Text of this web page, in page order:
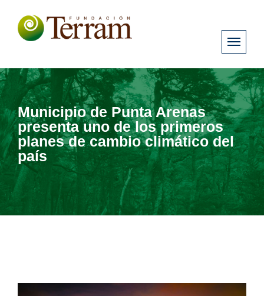
Municipio de Punta Arenas
presenta uno de los primeros
planes de cambio climático del
país